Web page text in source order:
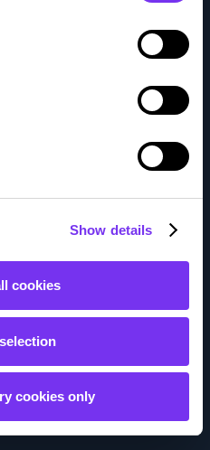
Show details
cookies
cookies only
yhteyttä